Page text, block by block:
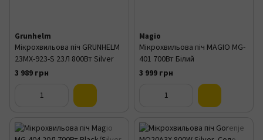
Grunhelm
Мікрохвильова піч GRUNHELM
23MX-923-S 23Л 800Вт Silver
3 989 грн
Magio
Мікрохвильова піч MAGIO MG-
401 700Вт Білий
3 999 грн